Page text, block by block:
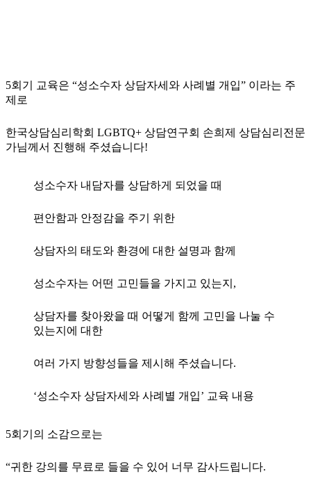
5회기 교육은 “성소수자 상담자세와 사례별 개입” 이라는 주
제로
한국상담심리학회 LGBTQ+ 상담연구회 손희제 상담심리전문
가님께서 진행해 주셨습니다!
성소수자 내담자를 상담하게 되었을 때
편안함과 안정감을 주기 위한
상담자의 태도와 환경에 대한 설명과 함께
성소수자는 어떤 고민들을 가지고 있는지,
상담자를 찾아왔을 때 어떻게 함께 고민을 나눌 수
있는지에 대한
여러 가지 방향성들을 제시해 주셨습니다.
‘성소수자 상담자세와 사례별 개입’ 교육 내용
5회기의 소감으로는
“귀한 강의를 무료로 들을 수 있어 너무 감사드립니다.